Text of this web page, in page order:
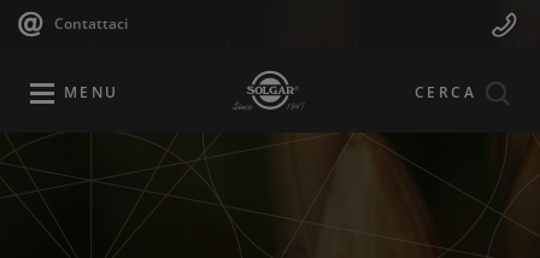
Salta
principale
Contattaci
Navigazione
Menu
MENU CERCA